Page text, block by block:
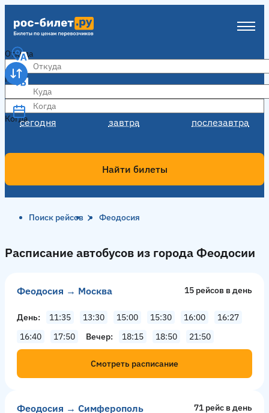
Откуда
Куда
Когда
сегодня завтра послезавтра
Когда
Найти билеты
Поиск рейсов Феодосия
Расписание автобусов из города Феодосии
Феодосия → Москва 15 рейсов в день
День 11:35 13:30 15:00 15:30 16:00
16:27
16:40
17:50 Вечер 18:15 18:50 21:50
Смотреть расписание
Феодосия → Симферополь 71 рейс в день